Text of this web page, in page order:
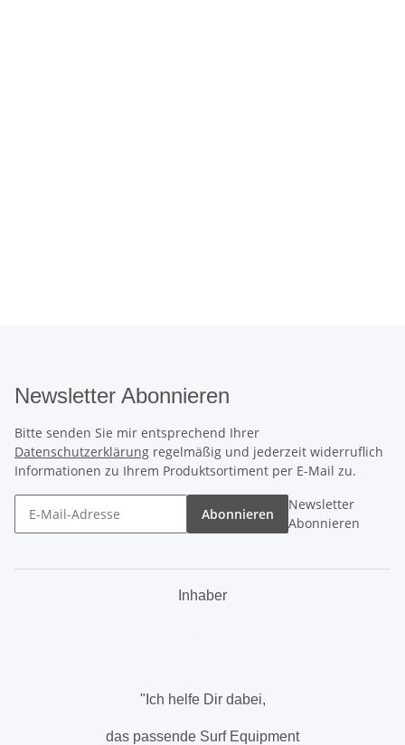
Newsletter Abonnieren
Bitte senden Sie mir entsprechend Ihrer
Datenschutzerklärung regelmäßig und jederzeit widerruflich
Informationen zu Ihrem Produktsortiment per E-Mail zu.
Abonnieren
Newsletter
Abonnieren
Inhaber
"Ich helfe Dir dabei,
das passende Surf Equipment